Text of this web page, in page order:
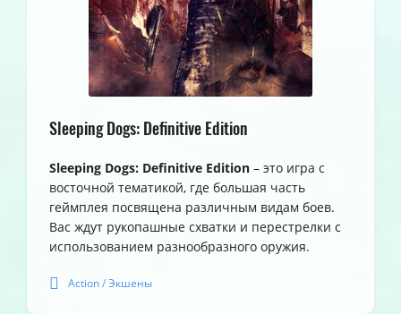
Sleeping Dogs: Definitive Edition
Sleeping Dogs: Definitive Edition – это игра с
восточной тематикой, где большая часть
геймплея посвящена различным видам боев.
Вас ждут рукопашные схватки и перестрелки с
использованием разнообразного оружия.
Action / Экшены